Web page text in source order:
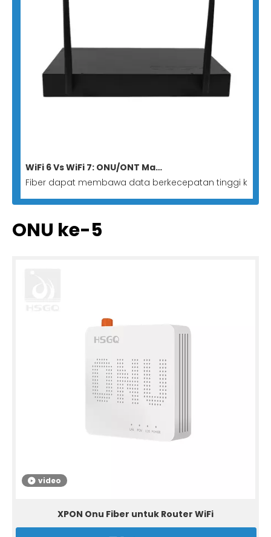
WiFi 6 Vs WiFi 7: ONU/ONT Mana yang Cocok untuk Semua Jaringan Optik?
Fiber dapat membawa data berkecepatan tinggi ke
ONU ke-5
video
XPON Onu Fiber untuk Router WiFi